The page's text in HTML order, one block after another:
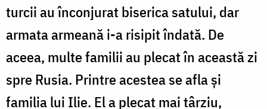
turcii au înconjurat biserica satului, dar
armata armeană i-a risipit îndată. De
aceea, multe familii au plecat în această zi
spre Rusia. Printre acestea se afla şi
familia lui Ilie. El a plecat mai târziu,